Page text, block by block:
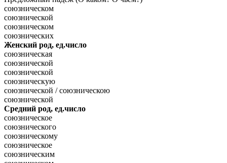
союзническом
союзнической
союзническом
союзнических
Женский род, ед.число
союзническая
союзнической
союзнической
союзническую
союзнической / союзническою
союзнической
Средний род, ед.число
союзническое
союзнического
союзническому
союзническое
союзническим